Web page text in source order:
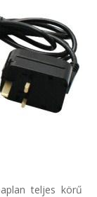
teljes körű